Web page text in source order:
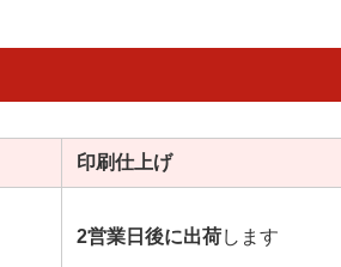
印刷仕上げ
2営業日後に出荷します